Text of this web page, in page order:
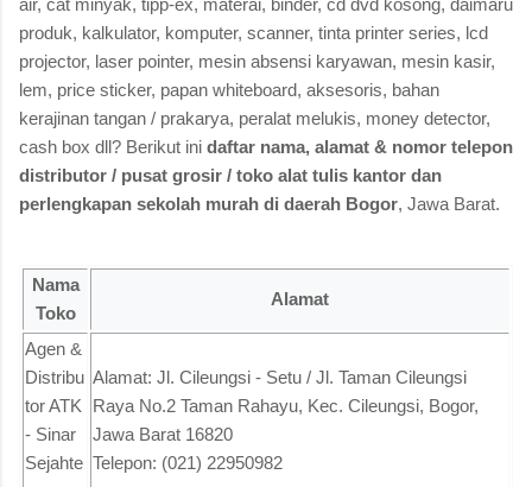
produk, kalkulator, komputer, scanner, tinta printer series, lcd
projector, laser pointer, mesin absensi karyawan, mesin kasir,
lem, price sticker, papan whiteboard, aksesoris, bahan
kerajinan tangan / prakarya, peralat melukis, money detector,
cash box dll? Berikut ini daftar nama, alamat & nomor telepon
distributor / pusat grosir / toko alat tulis kantor dan
perlengkapan sekolah murah di daerah Bogor, Jawa Barat.
Nama
Toko
Alamat
Agen &
Distribu
tor ATK
- Sinar
Sejahte
Alamat: Jl. Cileungsi - Setu / Jl. Taman Cileungsi
Raya No.2 Taman Rahayu, Kec. Cileungsi, Bogor,
Jawa Barat 16820
Telepon: (021) 22950982